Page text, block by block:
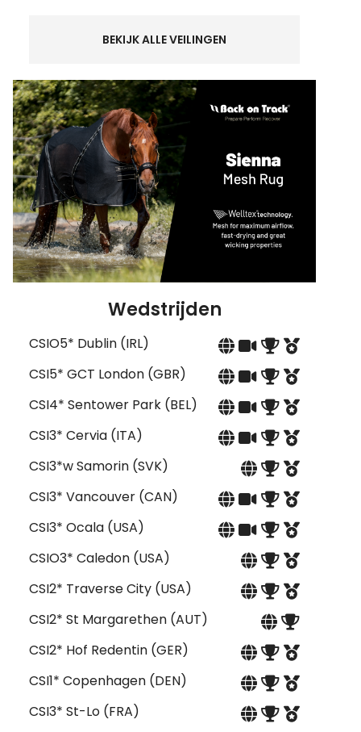
BEKIJK ALLE VEILINGEN
Wedstrijden
CSIO5* Dublin (IRL)
CSI5* GCT London (GBR)
CSI4* Sentower Park (BEL)
CSI3* Cervia (ITA)
CSI3*w Samorin (SVK)
CSI3* Vancouver (CAN)
CSI3* Ocala (USA)
CSIO3* Caledon (USA)
CSI2* Traverse City (USA)
CSI2* St Margarethen (AUT)
CSI2* Hof Redentin (GER)
CSI1* Copenhagen (DEN)
CSI3* St-Lo (FRA)